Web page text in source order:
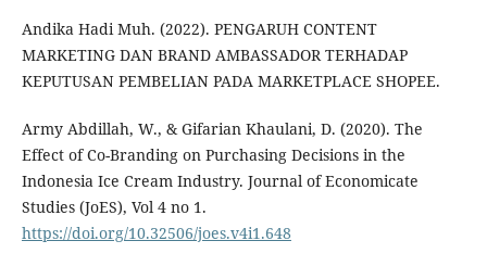
Andika Hadi Muh. (2022). PENGARUH CONTENT
MARKETING DAN BRAND AMBASSADOR TERHADAP
KEPUTUSAN PEMBELIAN PADA MARKETPLACE SHOPEE.
Army Abdillah, W., & Gifarian Khaulani, D. (2020). The
Effect of Co-Branding on Purchasing Decisions in the
Indonesia Ice Cream Industry. Journal of Economicate
Studies (JoES), Vol 4 no 1.
https://doi.org/10.32506/joes.v4i1.648